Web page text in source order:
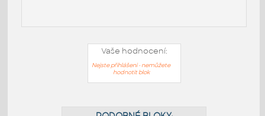
Vaše hodnocení:
Nejste přihlášeni - nemůžete
hodnotit blok